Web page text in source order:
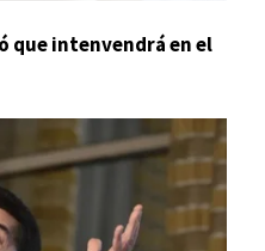
que intenvendrá en el